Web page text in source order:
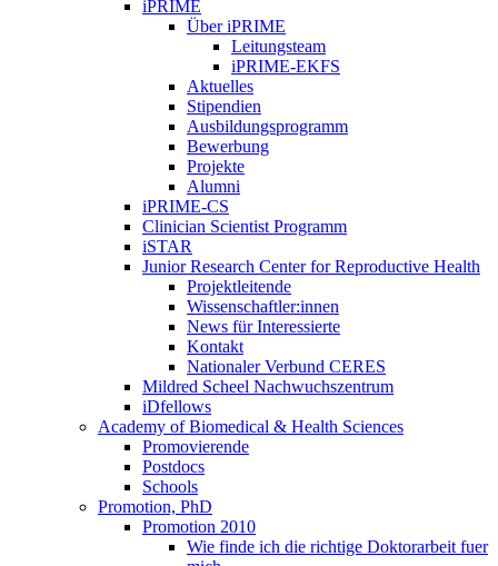
iPRIME
Über iPRIME
Leitungsteam
iPRIME-EKFS
Aktuelles
Stipendien
Ausbildungsprogramm
Bewerbung
Projekte
Alumni
iPRIME-CS
Clinician Scientist Programm
iSTAR
Junior Research Center for Reproductive Health
Projektleitende
Wissenschaftler:innen
News für Interessierte
Kontakt
Nationaler Verbund CERES
Mildred Scheel Nachwuchszentrum
iDfellows
Academy of Biomedical & Health Sciences
Promovierende
Postdocs
Schools
Promotion, PhD
Promotion 2010
Wie finde ich die richtige Doktorarbeit fuer